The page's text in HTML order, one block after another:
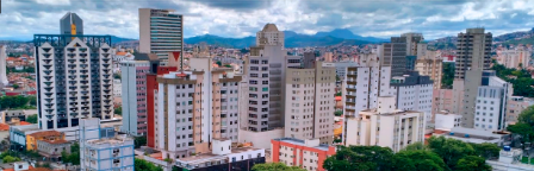
Agmar possui projetos diferenciados, que aliam
elegância, tecnologia e inovação, indispensáveis para
empresas de sucesso. O Edifício João Gasparini,
localizado na Avenida do Contorno, no bairro Santa
Efigênia, em Belo Horizonte é perfeita tradução